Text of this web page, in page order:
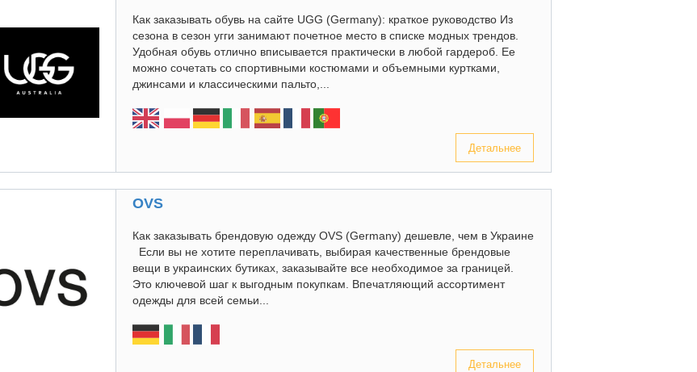
Как заказывать обувь на сайте UGG (Germany): краткое руководство Из
сезона в сезон угги занимают почетное место в списке модных трендов.
Удобная обувь отлично вписывается практически в любой гардероб. Ее
можно сочетать со спортивными костюмами и объемными куртками,
джинсами и классическими пальто,...
Детальнее
OVS
Как заказывать брендовую одежду OVS (Germany) дешевле, чем в Украине
Если вы не хотите переплачивать, выбирая качественные брендовые
вещи в украинских бутиках, заказывайте все необходимое за границей.
Это ключевой шаг к выгодным покупкам. Впечатляющий ассортимент
одежды для всей семьи...
Детальнее